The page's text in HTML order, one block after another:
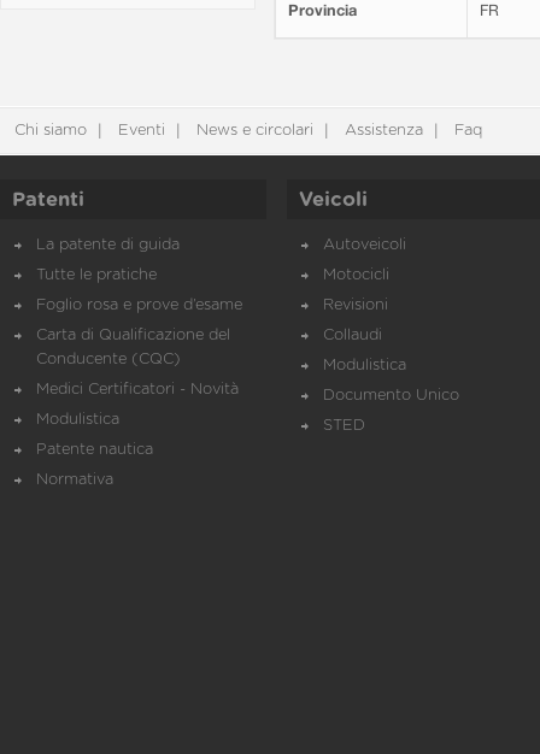
Provincia FR
Chi siamo Eventi News e circolari Assistenza Faq
Patenti
La patente di guida
Tutte le pratiche
Foglio rosa e prove d’esame
Carta di Qualificazione del
Conducente (CQC)
Medici Certificatori - Novità
Modulistica
Patente nautica
Normativa
Veicoli
Autoveicoli
Motocicli
Revisioni
Collaudi
Modulistica
Documento Unico
STED